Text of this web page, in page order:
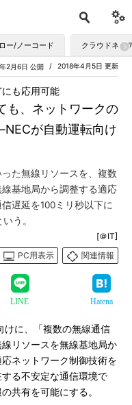
ロー/ノーコード クラウドネイ
2018年4月5日 更新
2月6日 公開
も、ネットワークの
が自動運転向け
も応用可能
た無線リソースを、複数
基地局から調整する適応
遅延を100ミリ秒以下に
う。
[＠IT]
PC用表示
関連情報
LINE Hatena
に、「複数の無線通信
リソースを無線基地局か
ネットワーク制御技術を
る不安定な通信環境で
共有を可能にする。